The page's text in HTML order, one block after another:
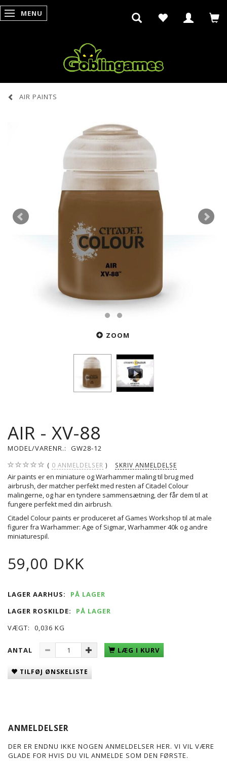
SKIFTE NAVIGATION
MENU
AIR PAINTS
ZOOM
AIR - XV-88
MODEL/VARENR.: GW28-12
0 ANMELDELSER SKRIV ANMELDELSE
Air paints er en miniature og Warhammer maling til brug med
airbrush, der matcher perfekt med resten af Citadel Colour
malingerne, og har en tyndere sammensætning, der får dem til at
fungere perfekt med din airbrush.
Citadel Colour paints er produceret af Games Workshop til at male
figurer fra Warhammer: Age of Sigmar, Warhammer 40k og andre
miniaturespil.
59,00 DKK
LAGER AARHUS:
PÅ LAGER
LAGER ROSKILDE:
PÅ LAGER
VÆGT:
0,036 KG
ANTAL LÆG I KURV
TILFØJ ØNSKELISTE
ANMELDELSER
DER ER ENDNU IKKE NOGEN ANMELDELSER HER. VI VIL VÆRE
GLADE FOR HVIS DU VIL ANMELDE SOM DEN FØRSTE.